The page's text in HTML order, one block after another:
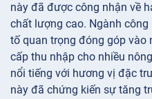
này đã được công nhận về
chất lượng cao. Ngành
tố quan trọng đóng góp vào
cấp thu nhập cho nhiều
nổi tiếng với hương vị đặc
này đã chứng kiến sự tăng